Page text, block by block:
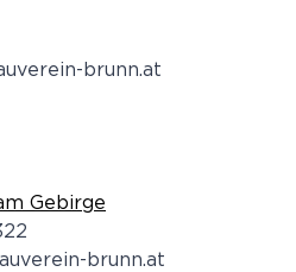
brunn.at
Gebirge
brunn.at